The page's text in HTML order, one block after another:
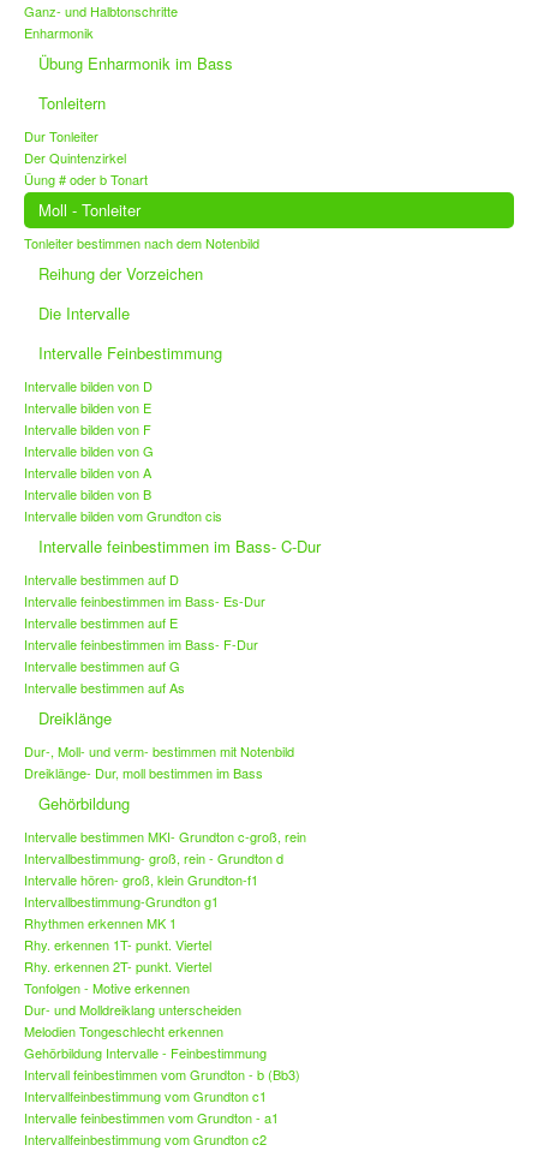
Ganz- und Halbtonschritte
Enharmonik
Übung Enharmonik im Bass
Tonleitern
Dur Tonleiter
Der Quintenzirkel
Üung # oder b Tonart
Moll - Tonleiter
Tonleiter bestimmen nach dem Notenbild
Reihung der Vorzeichen
Die Intervalle
Intervalle Feinbestimmung
Intervalle bilden von D
Intervalle bilden von E
Intervalle bilden von F
Intervalle bilden von G
Intervalle bilden von A
Intervalle bilden von B
Intervalle bilden vom Grundton cis
Intervalle feinbestimmen im Bass- C-Dur
Intervalle bestimmen auf D
Intervalle feinbestimmen im Bass- Es-Dur
Intervalle bestimmen auf E
Intervalle feinbestimmen im Bass- F-Dur
Intervalle bestimmen auf G
Intervalle bestimmen auf As
Dreiklänge
Dur-, Moll- und verm- bestimmen mit Notenbild
Dreiklänge- Dur, moll bestimmen im Bass
Gehörbildung
Intervalle bestimmen MKI- Grundton c-groß, rein
Intervallbestimmung- groß, rein - Grundton d
Intervalle hören- groß, klein Grundton-f1
Intervallbestimmung-Grundton g1
Rhythmen erkennen MK 1
Rhy. erkennen 1T- punkt. Viertel
Rhy. erkennen 2T- punkt. Viertel
Tonfolgen - Motive erkennen
Dur- und Molldreiklang unterscheiden
Melodien Tongeschlecht erkennen
Gehörbildung Intervalle - Feinbestimmung
Intervall feinbestimmen vom Grundton - b (Bb3)
Intervallfeinbestimmung vom Grundton c1
Intervalle feinbestimmen vom Grundton - a1
Intervallfeinbestimmung vom Grundton c2